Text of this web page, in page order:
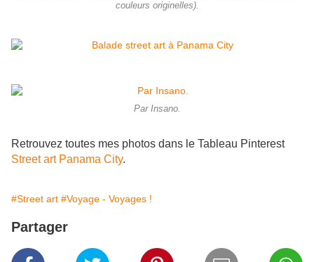
couleurs originelles).
Par Insano.
Retrouvez toutes mes photos dans le Tableau Pinterest
Street art Panama City.
#Street art #Voyage - Voyages !
Partager